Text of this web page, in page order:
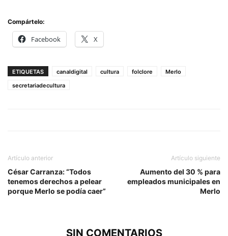
Compártelo:
Facebook X
ETIQUETAS canaldigital cultura folclore
Merlo
secretariadecultura
Artículo anterior
César Carranza: “Todos
tenemos derechos a pelear
porque Merlo se podía caer”
Artículo siguiente
Aumento del 30 % para
empleados municipales en
Merlo
SIN COMENTARIOS